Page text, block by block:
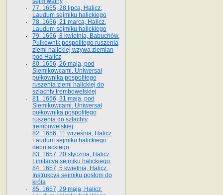
77. 1655, 28 lipca, Halicz.
Laudum sejmiku halickiego
78. 1656, 21 marca, Halicz.
Laudum sejmiku halickiego
79. 1656, 8 kwietnia, Babuchów.
Pułkownik pospolitego ruszenia
ziemi halickiej wzywa ziemian
pod Halicz
80. 1656, 26 maja, pod
Siemikowcami. Uniwersał
pułkownika pospolitego
ruszenia ziemi halickiej do
szlachty trembowelskiej
81. 1656, 31 maja, pod
Siemikowcami. Uniwersał
pułkownika pospolitego
ruszenia do szlachty
trembowelskiej
82. 1656, 11 września, Halicz.
Laudum sejmiku halickiego
deputackiego
83. 1657, 20 stycznia, Halicz.
Limitacya sejmiku halickiego.
84. 1657, 5 kwietnia, Halicz.
Instrukcya sejmiku posłom do
króla
85. 1657, 29 maja, Halicz.